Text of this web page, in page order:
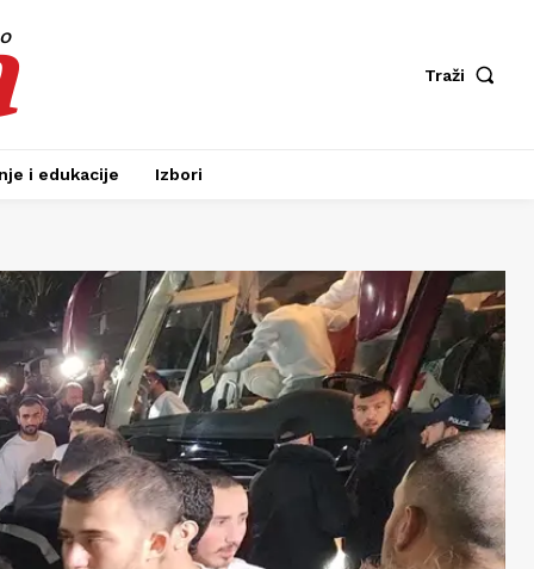
Traži
i edukacije Izbori